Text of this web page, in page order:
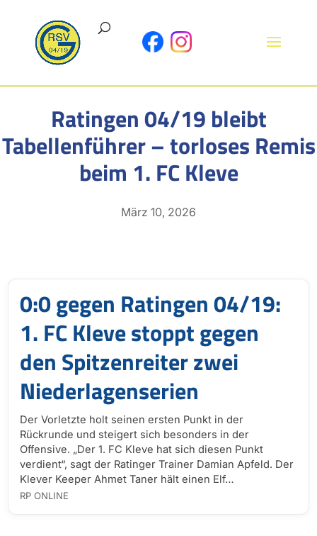
Ratingen 04/19 bleibt
Tabellenführer – torloses Remis
beim 1. FC Kleve
März 10, 2026
0:0 gegen Ratingen 04/19:
1. FC Kleve stoppt gegen
den Spitzenreiter zwei
Niederlagenserien
Der Vorletzte holt seinen ersten Punkt in der
Rückrunde und steigert sich besonders in der
Offensive. „Der 1. FC Kleve hat sich diesen Punkt
verdient“, sagt der Ratinger Trainer Damian Apfeld. Der
Klever Keeper Ahmet Taner hält einen Elf…
RP ONLINE